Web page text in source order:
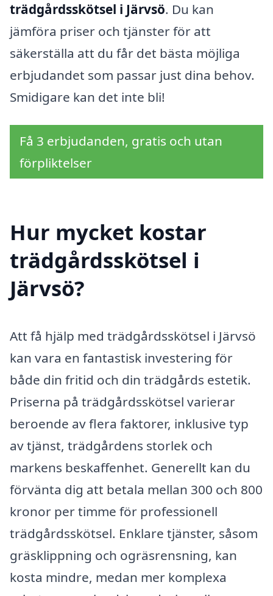
trädgårdsskötsel i Järvsö. Du kan
jämföra priser och tjänster för att
säkerställa att du får det bästa möjliga
erbjudandet som passar just dina behov.
Smidigare kan det inte bli!
Få 3 erbjudanden, gratis och utan
förpliktelser
Hur mycket kostar
trädgårdsskötsel i
Järvsö?
Att få hjälp med trädgårdsskötsel i Järvsö
kan vara en fantastisk investering för
både din fritid och din trädgårds estetik.
Priserna på trädgårdsskötsel varierar
beroende av flera faktorer, inklusive typ
av tjänst, trädgårdens storlek och
markens beskaffenhet. Generellt kan du
förvänta dig att betala mellan 300 och 800
kronor per timme för professionell
trädgårdsskötsel. Enklare tjänster, såsom
gräsklippning och ogräsrensning, kan
kosta mindre, medan mer komplexa